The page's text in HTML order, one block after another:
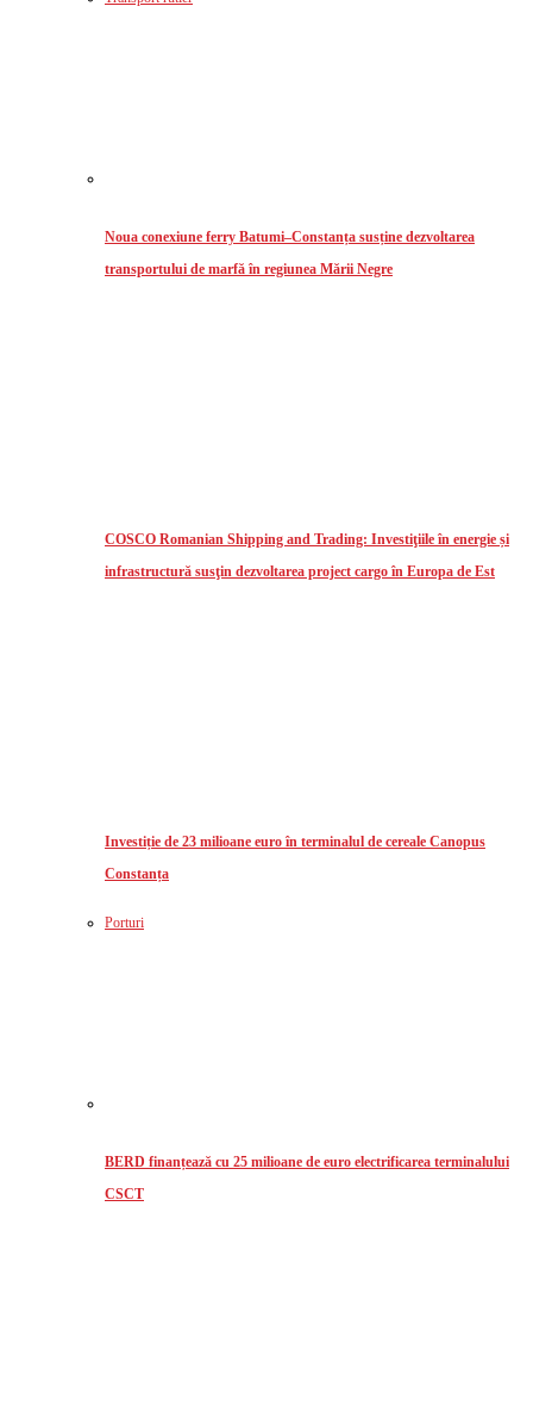
Noua conexiune ferry Batumi–Constanța susține dezvoltarea
transportului de marfă în regiunea Mării Negre
COSCO Romanian Shipping and Trading: Investiţiile în energie și
infrastructură susţin dezvoltarea project cargo în Europa de Est
Investiție de 23 milioane euro în terminalul de cereale Canopus
Constanța
Porturi
BERD finanțează cu 25 milioane de euro electrificarea terminalului
CSCT